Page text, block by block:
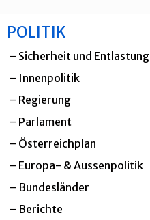
POLITIK
– Sicherheit und Entlastung
– Innenpolitik
– Regierung
– Parlament
– Österreichplan
– Europa- & Aussenpolitik
– Bundesländer
– Berichte